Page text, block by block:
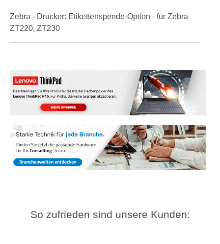
Zebra - Drucker: Etikettenspende-Option - für Zebra
ZT220, ZT230
So zufrieden sind unsere Kunden: